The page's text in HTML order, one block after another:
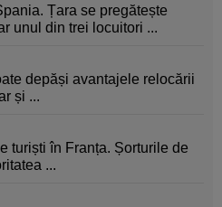
Țara se pregătește
unul din trei locuitori ...
depăși avantajele relocării
și ...
turiști în Franța. Șorturile de
...